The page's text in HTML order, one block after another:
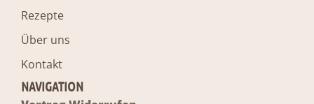
Rezepte
Über uns
Kontakt
NAVIGATION